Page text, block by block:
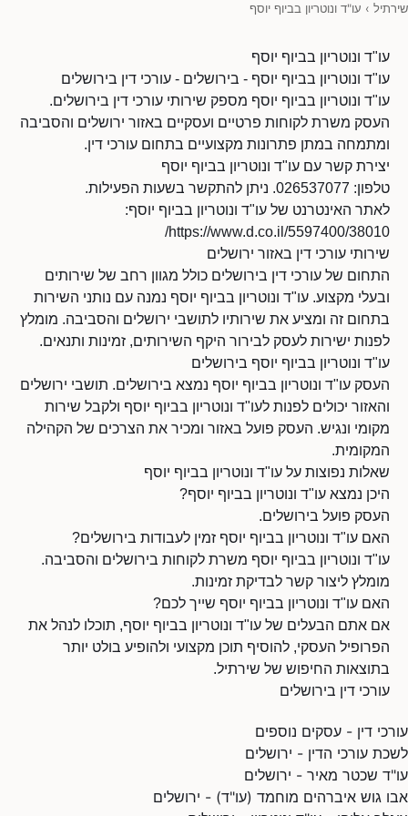
שירתיל › עו"ד ונוטריון בביוף יוסף
עו"ד ונוטריון בביוף יוסף
עו"ד ונוטריון בביוף יוסף - בירושלים - עורכי דין בירושלים
עו"ד ונוטריון בביוף יוסף מספק שירותי עורכי דין בירושלים.
העסק משרת לקוחות פרטיים ועסקיים באזור ירושלים והסביבה
ומתמחה במתן פתרונות מקצועיים בתחום עורכי דין.
יצירת קשר עם עו"ד ונוטריון בביוף יוסף
טלפון: 026537077. ניתן להתקשר בשעות הפעילות.
לאתר האינטרנט של עו"ד ונוטריון בביוף יוסף:
https://www.d.co.il/5597400/38010/
שירותי עורכי דין באזור ירושלים
התחום של עורכי דין בירושלים כולל מגוון רחב של שירותים
ובעלי מקצוע. עו"ד ונוטריון בביוף יוסף נמנה עם נותני השירות
בתחום זה ומציע את שירותיו לתושבי ירושלים והסביבה. מומלץ
לפנות ישירות לעסק לבירור היקף השירותים, זמינות ותנאים.
עו"ד ונוטריון בביוף יוסף בירושלים
העסק עו"ד ונוטריון בביוף יוסף נמצא בירושלים. תושבי ירושלים
והאזור יכולים לפנות לעו"ד ונוטריון בביוף יוסף ולקבל שירות
מקומי ונגיש. העסק פועל באזור ומכיר את הצרכים של הקהילה
המקומית.
שאלות נפוצות על עו"ד ונוטריון בביוף יוסף
היכן נמצא עו"ד ונוטריון בביוף יוסף?
העסק פועל בירושלים.
האם עו"ד ונוטריון בביוף יוסף זמין לעבודות בירושלים?
עו"ד ונוטריון בביוף יוסף משרת לקוחות בירושלים והסביבה.
מומלץ ליצור קשר לבדיקת זמינות.
האם עו"ד ונוטריון בביוף יוסף שייך לכם?
אם אתם הבעלים של עו"ד ונוטריון בביוף יוסף, תוכלו לנהל את
הפרופיל העסקי, להוסיף תוכן מקצועי ולהופיע בולט יותר
בתוצאות החיפוש של שירתיל.
עורכי דין בירושלים
עורכי דין - עסקים נוספים
לשכת עורכי הדין - ירושלים
עו"ד שכטר מאיר - ירושלים
אבו גוש איברהים מוחמד (עו"ד) - ירושלים